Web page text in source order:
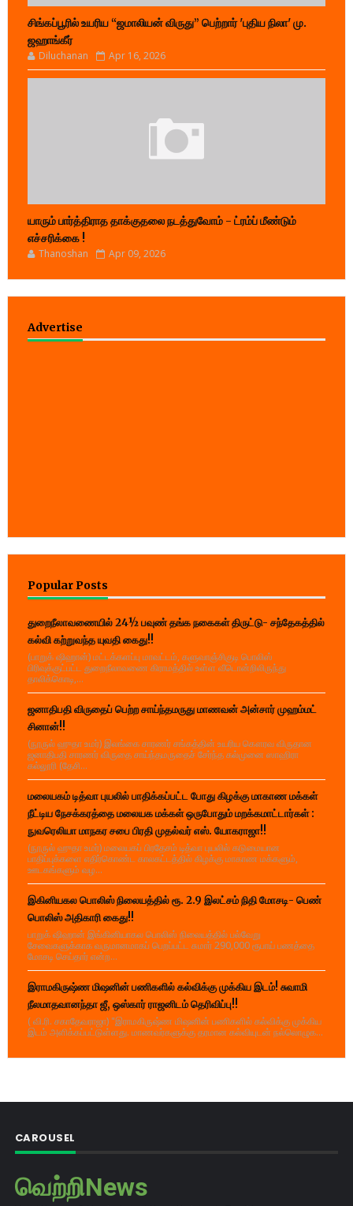
சிங்கப்பூரில் உயரிய “ஜமாலியன் விருது” பெற்றார் 'புதிய நிலா' மு.
ஜஹாங்கீர்
Diluchanan Apr 16, 2026
யாரும் பார்த்திராத தாக்குதலை நடத்துவோம் - ட்ரம்ப் மீண்டும்
எச்சரிக்கை !
Thanoshan Apr 09, 2026
Advertise
Popular Posts
துறைநீலாவணையில் 24½ பவுண் தங்க நகைகள் திருட்டு- சந்தேகத்தில்
கல்வி கற்றுவந்த யுவதி கைது!!
(பாறுக் ஷிஹான்) மட்டக்களப்பு மாவட்டம், களுவாஞ்சிகுடி பொலிஸ்
பிரிவுக்குட்பட்ட துறைநீலாவணை கிராமத்தில் உள்ள வீடொன்றிலிருந்து
தாலிக்கொடி,...
ஜனாதிபதி விருதைப் பெற்ற சாய்ந்தமருது மாணவன் அன்சார் முஹம்மட்
சினான்!!
(நூருல் ஹுதா உமர்) இலங்கை சாரணர் சங்கத்தின் உயரிய கௌரவ விருதான
ஜனாதிபதி சாரணர் விருதை சாய்ந்தமருதைச் சேர்ந்த கல்முனை ஸாஹிரா
கல்லூரி (தேசி...
மலையகம் டித்வா புயலில் பாதிக்கப்பட்ட போது கிழக்கு மாகாண மக்கள்
நீட்டிய நேசக்கரத்தை மலையக மக்கள் ஒருபோதும் மறக்கமாட்டார்கள் :
நுவரெலியா மாநகர சபை பிரதி முதல்வர் எஸ். யோகராஜா!!
(நூருல் ஹுதா உமர்) மலையகப் பிரதேசம் டித்வா புயலில் கடுமையான
பாதிப்புக்களை எதிர்கொண்ட காலகட்டத்தில் கிழக்கு மாகாண மக்களும்,
ஊடகங்களும் வழ...
இகினியகல பொலிஸ் நிலையத்தில் ரூ. 2.9 இலட்சம் நிதி மோசடி- பெண்
பொலிஸ் அதிகாரி கைது!!
பாறுக் ஷிஹான் இங்கினியாகல பொலிஸ் நிலையத்தில் பல்வேறு
சேவைகளுக்காக வருமானமாகப் பெறப்பட்ட சுமார் 290,000 ரூபாய் பணத்தை
மோசடி செய்தார் என்ற...
இராமகிருஷ்ண மிஷனின் பணிகளில் கல்விக்கு முக்கிய இடம்! சுவாமி
நீலமாதவானந்தா ஜீ, ஒஸ்கார் ராஜனிடம் தெரிவிப்பு!!
( வி.ரி. சகாதேவராஜா) "இராமகிருஷ்ண மிஷனின் பணிகளில் கல்விக்கு முக்கிய
இடம் அளிக்கப்பட்டுள்ளது. மாணவர்களுக்கு தரமான கல்வியுடன் நல்லொழுக...
CAROUSEL
வெற்றிNews